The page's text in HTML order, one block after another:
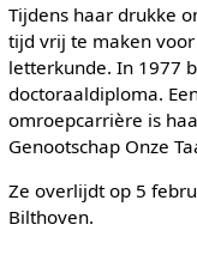
Tijdens haar drukke
tijd vrij te maken
letterkunde. In 1977
doctoraaldiploma.
omroepcarrière is
Genootschap Onze
Ze overlijdt op 5
Bilthoven.